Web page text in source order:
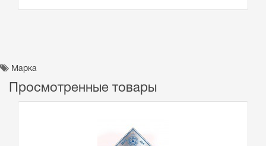
Марка
Просмотренные товары